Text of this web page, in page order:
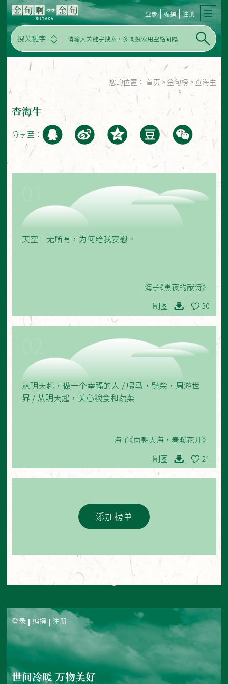
搜关键字
登录 编撰 注册
您的位置： 首页 > 金句榜 > 查海生
查海生
分享至：
天空一无所有，为何给我安慰。
海子《黑夜的献诗》
制图 30
从明天起，做一个幸福的人 / 喂马，劈柴，周游世
界 / 从明天起，关心粮食和蔬菜
海子《面朝大海，春暖花开》
制图 21
添加榜单
登录 编撰 注册
世间冷暖 万物美好